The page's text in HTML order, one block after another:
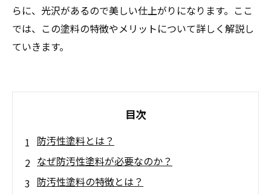
らに、光沢があるので美しい仕上がりになります。ここ
では、この塗料の特徴やメリットについて詳しく解説し
ていきます。
目次
防汚性塗料とは？
なぜ防汚性塗料が必要なのか？
防汚性塗料の特徴とは？